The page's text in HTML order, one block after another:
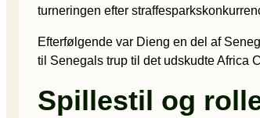
turneringen efter
Efterfølgende var Dieng en del af
til Senegals trup til det udskudte Africa
Spillestil og